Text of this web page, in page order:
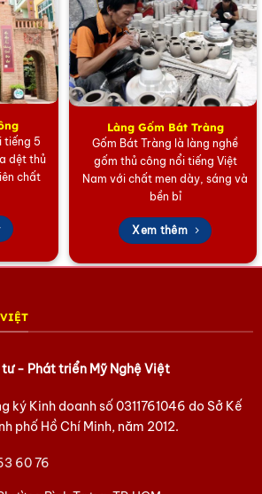
khỏi ẩm mốc, trầy xước, đồng
hộp giữ được độ bóng đẹp, sang
sử dụng. Đây là cam kết về chất
trội của sản phẩm thủ công
và Ứng Dụng Đa Năng
sức sơn mài đồng quê đen trắng
quản nữ trang an toàn mà còn là
trưng bày. Nó mang đến nét đẹp
cho bàn trang điểm, tủ sách hay
nghĩa văn hóa và tính thẩm mỹ
cho bạn bè, người thân hoặc đối
người yêu thích sự tối giản và
Việt Nam.
làm đẹp không gian của bạn!
Hộp trang sức sơn mài đồng quê
tầm gu thẩm mỹ tinh tế của riêng
tiếng 5
dệt thủ
chất
Làng Gốm Bát Tràng
Gốm Bát Tràng là làng nghề
gốm thủ công nổi tiếng Việt
Nam với chất men dày, sáng và
bền bỉ
Xem thêm
- Phát triển Mỹ Nghệ Việt
ký Kinh doanh số0311761046 do Sở Kế
phố Hồ Chí Minh, năm 2012.
60 76